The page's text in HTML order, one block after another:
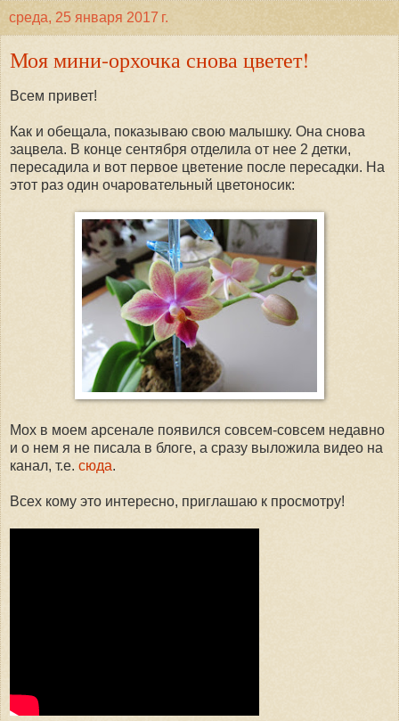
среда, 25 января 2017 г.
Моя мини-орхочка снова цветет!
Всем привет!
Как и обещала, показываю свою малышку. Она снова
зацвела. В конце сентября отделила от нее 2 детки,
пересадила и вот первое цветение после пересадки. На
этот раз один очаровательный цветоносик:
Мох в моем арсенале появился совсем-совсем недавно
и о нем я не писала в блоге, а сразу выложила видео на
канал, т.е. сюда.
Всех кому это интересно, приглашаю к просмотру!